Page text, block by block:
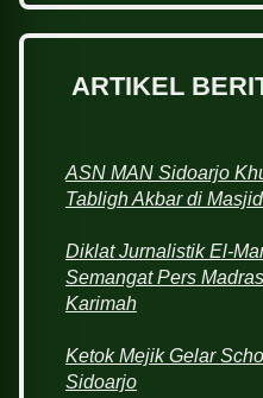
ARTIKEL
ASN MAN Sidoarjo
Tabligh Akbar di
Diklat Jurnalistik El-
Semangat Pers
Karimah
Ketok Mejik Gelar
Sidoarjo